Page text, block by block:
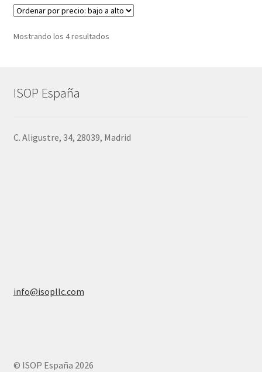
Mostrando los 4 resultadosOrdenado
ISOP España
C. Aligustre, 34, 28039, Madrid
info@isopllc.com
© ISOP España 2026